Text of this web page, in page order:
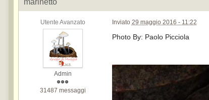
marinetto
Utente Avanzato
Admin
31487 messaggi
Inviato 29 maggio 2016 - 11:22
Photo By: Paolo Picciola